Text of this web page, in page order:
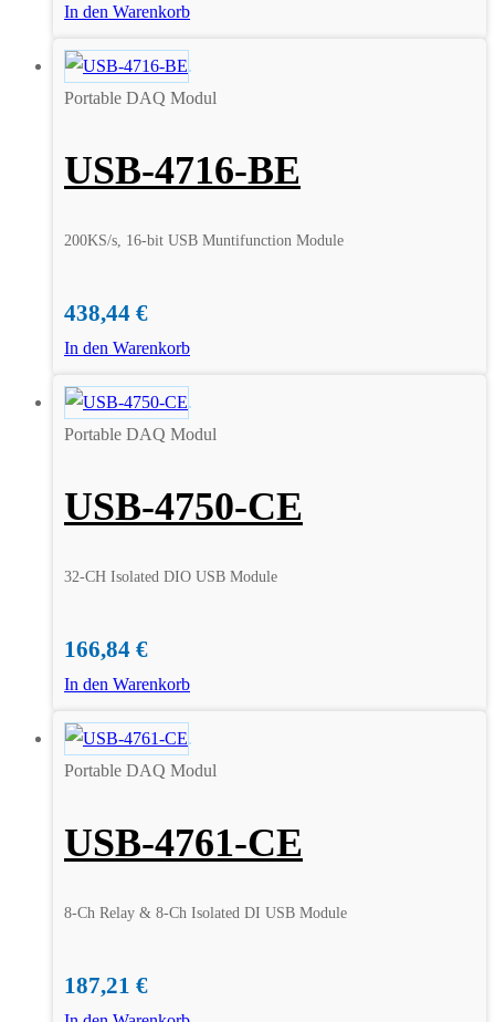
In den Warenkorb
Portable DAQ Modul
USB-4716-BE
200KS/s, 16-bit USB Muntifunction Module
438,44 €
In den Warenkorb
Portable DAQ Modul
USB-4750-CE
32-CH Isolated DIO USB Module
166,84 €
In den Warenkorb
Portable DAQ Modul
USB-4761-CE
8-Ch Relay & 8-Ch Isolated DI USB Module
187,21 €